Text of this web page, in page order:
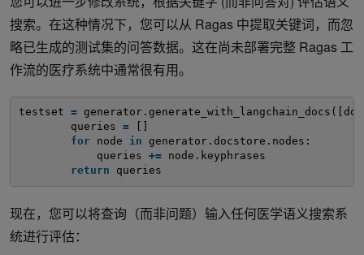
搜索。在这种情况下，您可以从 Ragas 中提取关键词，而忽
略已生成的测试集的问答数据。这在尚未部署完整 Ragas 工
作流的医疗系统中通常很有用。
testset =
queries =
for
node in
generator.docstore.nodes:
queries +=
node.keyphrases
return
queries
现在，您可以将查询（而非问题）输入任何医学语义搜索系
统进行评估：